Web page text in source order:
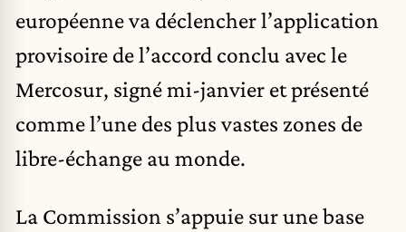
européenne va déclencher l’application
provisoire de l’accord conclu avec le
Mercosur, signé mi-janvier et présenté
comme l’une des plus vastes zones de
libre-échange au monde.
La Commission s’appuie sur une base